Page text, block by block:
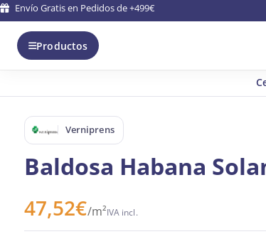
Envío Gratis en Pedidos de +499€
Productos
Verniprens
Baldosa Habana
47,52€/m²IVA incl.